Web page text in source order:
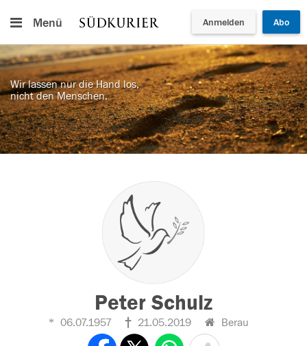
Menü Anmelden Abo
Wir lassen nur die Hand los,
nicht den Menschen.
Peter Schulz
06.07.1957 21.05.2019 Berau